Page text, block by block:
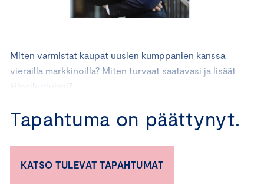
Miten varmistat kaupat uusien kumppanien kanssa
vierailla markkinoilla? Miten turvaat saatavasi ja lisäät
kilpailuetujasi?
Finnveran johtaja Otto Lindstedt kertoo konkreettisin
esimerkein, kuinka Finnveran palvelupaketti voi auttaa
pk-yrityksiä.
Tapahtuma on päättynyt.
KATSO TULEVAT TAPAHTUMAT